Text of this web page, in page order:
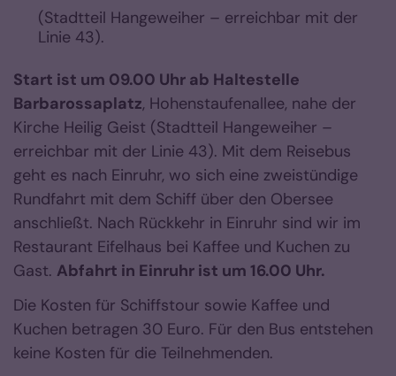
(Stadtteil Hangeweiher – erreichbar mit der
Linie 43).
Start ist um 09.00 Uhr ab Haltestelle
Barbarossaplatz, Hohenstaufenallee, nahe der
Kirche Heilig Geist (Stadtteil Hangeweiher –
erreichbar mit der Linie 43). Mit dem Reisebus
geht es nach Einruhr, wo sich eine zweistündige
Rundfahrt mit dem Schiff über den Obersee
anschließt. Nach Rückkehr in Einruhr sind wir im
Restaurant Eifelhaus bei Kaffee und Kuchen zu
Gast. Abfahrt in Einruhr ist um 16.00 Uhr.
Die Kosten für Schiffstour sowie Kaffee und
Kuchen betragen 30 Euro. Für den Bus entstehen
keine Kosten für die Teilnehmenden.